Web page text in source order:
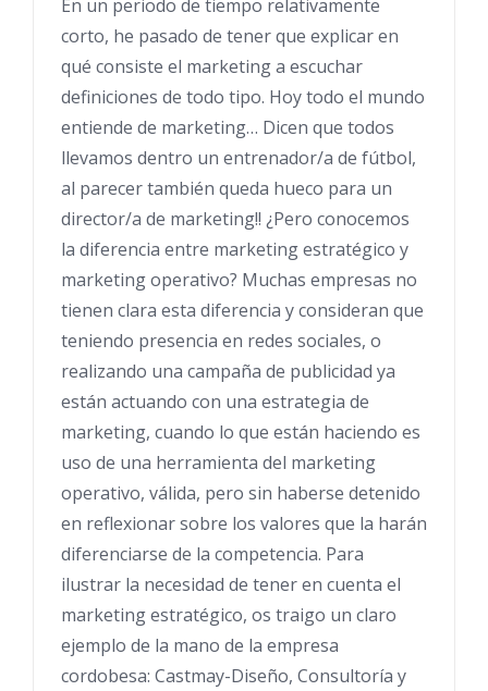
En un periodo de tiempo relativamente
corto, he pasado de tener que explicar en
qué consiste el marketing a escuchar
definiciones de todo tipo. Hoy todo el mundo
entiende de marketing… Dicen que todos
llevamos dentro un entrenador/a de fútbol,
al parecer también queda hueco para un
director/a de marketing!! ¿Pero conocemos
la diferencia entre marketing estratégico y
marketing operativo? Muchas empresas no
tienen clara esta diferencia y consideran que
teniendo presencia en redes sociales, o
realizando una campaña de publicidad ya
están actuando con una estrategia de
marketing, cuando lo que están haciendo es
uso de una herramienta del marketing
operativo, válida, pero sin haberse detenido
en reflexionar sobre los valores que la harán
diferenciarse de la competencia. Para
ilustrar la necesidad de tener en cuenta el
marketing estratégico, os traigo un claro
ejemplo de la mano de la empresa
cordobesa: Castmay-Diseño, Consultoría y